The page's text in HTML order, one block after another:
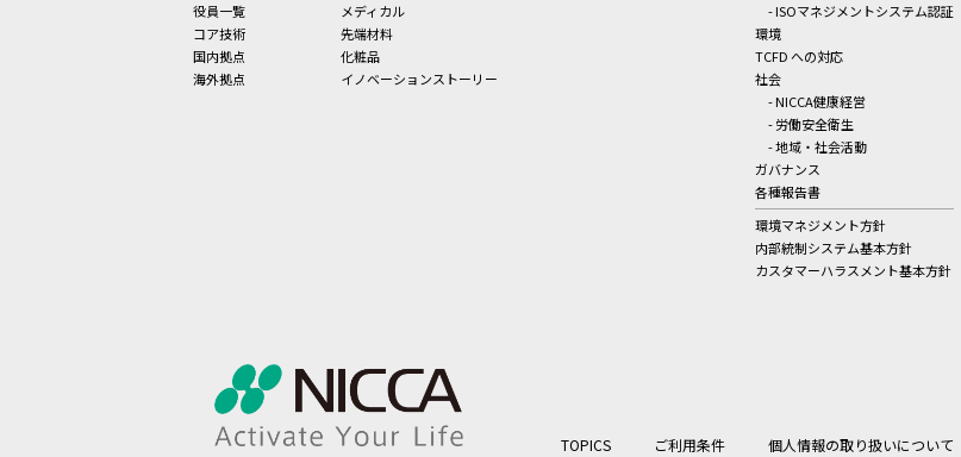
役員一覧
コア技術
国内拠点
海外拠点
メディカル
先端材料
化粧品
イノベーションストーリー
- ISOマネジメントシステム認証
環境
TCFD への対応
社会
- NICCA健康経営
- 労働安全衛生
- 地域・社会活動
ガバナンス
各種報告書
環境マネジメント方針
内部統制システム基本方針
カスタマーハラスメント基本方針
TOPICS ご利用条件 個人情報の取り扱いについて